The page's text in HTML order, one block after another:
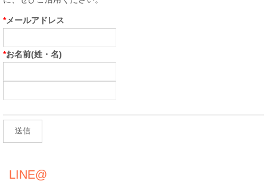
*メールアドレス
*お名前(姓・名)
LINE@